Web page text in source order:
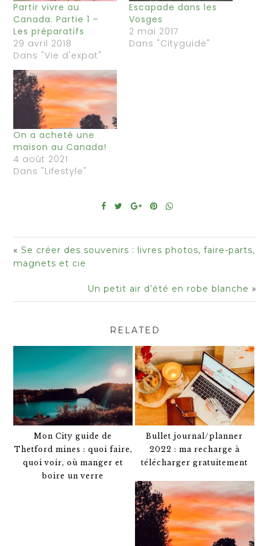
Partir vivre au
Canada. Partie 1 –
Les préparatifs
29 avril 2018
Dans "Vie d'expat"
Escapade dans les
Vosges
2 mai 2017
Dans "Cityguide"
On a acheté une
maison au Canada!
4 août 2021
Dans "Lifestyle"
«Se créer des souvenirs : livres photos, faire-parts,
magnets et cie
Un petit air d’été en robe blanche »
RELATED
Mon City guide de
Thetford mines : quoi faire,
quoi voir, où manger et
boire un verre
Bullet journal/planner
2022 : ma recharge à
télécharger gratuitement